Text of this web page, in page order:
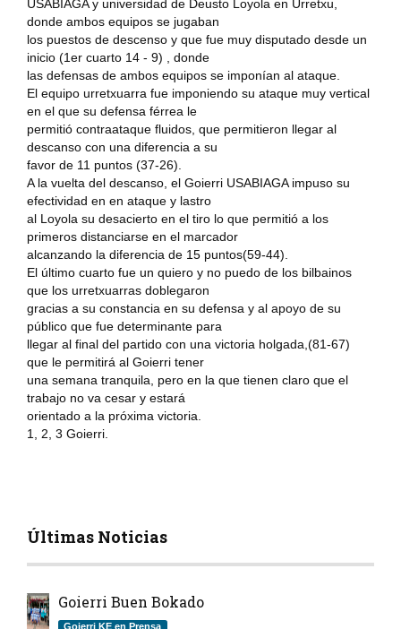
USABIAGA y universidad de Deusto Loyola en Urretxu,
donde ambos equipos se jugaban
los puestos de descenso y que fue muy disputado desde un
inicio (1er cuarto 14 - 9) , donde
las defensas de ambos equipos se imponían al ataque.
El equipo urretxuarra fue imponiendo su ataque muy vertical
en el que su defensa férrea le
permitió contraataque fluidos, que permitieron llegar al
descanso con una diferencia a su
favor de 11 puntos (37-26).
A la vuelta del descanso, el Goierri USABIAGA impuso su
efectividad en en ataque y lastro
al Loyola su desacierto en el tiro lo que permitió a los
primeros distanciarse en el marcador
alcanzando la diferencia de 15 puntos(59-44).
El último cuarto fue un quiero y no puedo de los bilbainos
que los urretxuarras doblegaron
gracias a su constancia en su defensa y al apoyo de su
público que fue determinante para
llegar al final del partido con una victoria holgada,(81-67)
que le permitirá al Goierri tener
una semana tranquila, pero en la que tienen claro que el
trabajo no va cesar y estará
orientado a la próxima victoria.
1, 2, 3 Goierri.
Últimas Noticias
Goierri Buen Bokado
Goierri KE en Prensa